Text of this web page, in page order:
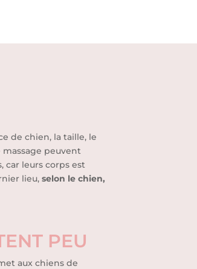
de chien, la taille, le
massage peuvent
car leurs corps est
lieu,selon le chien,
PEU
aux chiens de